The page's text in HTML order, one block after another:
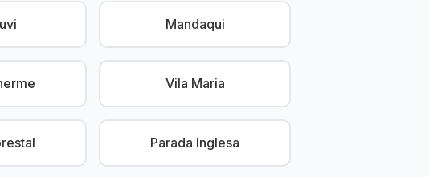
Mandaqui
Vila Maria
Parada Inglesa